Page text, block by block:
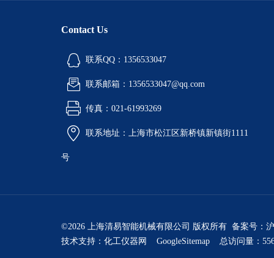
Contact Us
联系QQ：1356533047
联系邮箱：1356533047@qq.com
传真：021-61993269
联系地址：上海市松江区新桥镇新镇街1111
号
©2026 上海清易智能机械有限公司 版权所有 备案号：
技术支持： 化工仪器网 GoogleSitemap 总访问量：